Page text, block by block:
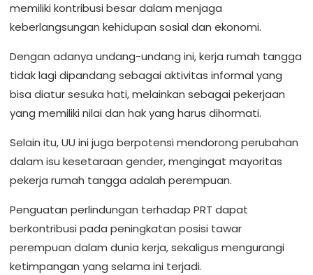
memiliki kontribusi besar dalam menjaga
keberlangsungan kehidupan sosial dan ekonomi.
Dengan adanya undang-undang ini, kerja rumah tangga
tidak lagi dipandang sebagai aktivitas informal yang
bisa diatur sesuka hati, melainkan sebagai pekerjaan
yang memiliki nilai dan hak yang harus dihormati.
Selain itu, UU ini juga berpotensi mendorong perubahan
dalam isu kesetaraan gender, mengingat mayoritas
pekerja rumah tangga adalah perempuan.
Penguatan perlindungan terhadap PRT dapat
berkontribusi pada peningkatan posisi tawar
perempuan dalam dunia kerja, sekaligus mengurangi
ketimpangan yang selama ini terjadi.